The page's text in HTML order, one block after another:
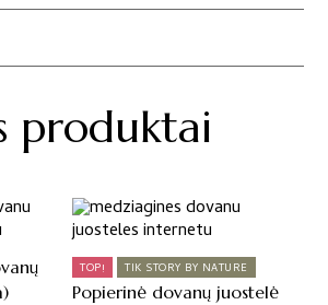
produktai
TOP! TIK STORY BY NATURE
Popierinė dovanų juostelė